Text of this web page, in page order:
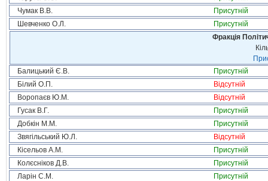
Чумак В.В.
Присутній
Шевченко О.Л.
Присутній
Фракція
Балицький Є.В.
Присутній
Білий О.П.
Відсутній
Воропаєв Ю.М.
Відсутній
Гусак В.Г.
Присутній
Добкін М.М.
Присутній
Звягільський Ю.Л.
Відсутній
Кісельов А.М.
Присутній
Колєсніков Д.В.
Присутній
Ларін С.М.
Присутній